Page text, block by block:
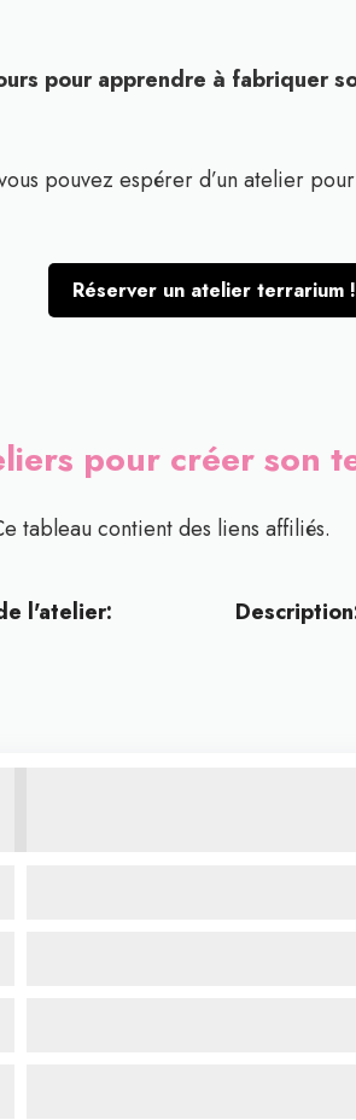
pour apprendre à fabriquer
pouvez espérer d’un atelier
Réserver un atelier terrarium !
pour créer son
tableau contient des liens affiliés.
l'atelier: